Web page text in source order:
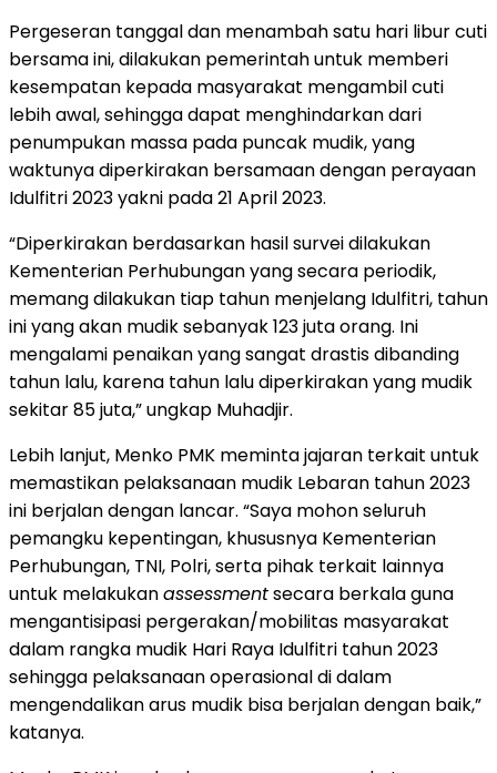
Pergeseran tanggal dan menambah satu hari libur cuti
bersama ini, dilakukan pemerintah untuk memberi
kesempatan kepada masyarakat mengambil cuti
lebih awal, sehingga dapat menghindarkan dari
penumpukan massa pada puncak mudik, yang
waktunya diperkirakan bersamaan dengan perayaan
Idulfitri 2023 yakni pada 21 April 2023.
“Diperkirakan berdasarkan hasil survei dilakukan
Kementerian Perhubungan yang secara periodik,
memang dilakukan tiap tahun menjelang Idulfitri, tahun
ini yang akan mudik sebanyak 123 juta orang. Ini
mengalami penaikan yang sangat drastis dibanding
tahun lalu, karena tahun lalu diperkirakan yang mudik
sekitar 85 juta,” ungkap Muhadjir.
Lebih lanjut, Menko PMK meminta jajaran terkait untuk
memastikan pelaksanaan mudik Lebaran tahun 2023
ini berjalan dengan lancar. “Saya mohon seluruh
pemangku kepentingan, khususnya Kementerian
Perhubungan, TNI, Polri, serta pihak terkait lainnya
untuk melakukanassessmentsecara berkala guna
mengantisipasi pergerakan/mobilitas masyarakat
dalam rangka mudik Hari Raya Idulfitri tahun 2023
sehingga pelaksanaan operasional di dalam
mengendalikan arus mudik bisa berjalan dengan baik,”
katanya.